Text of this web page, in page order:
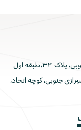
طبقه اول
جنوبی، کوچه اتحاد،